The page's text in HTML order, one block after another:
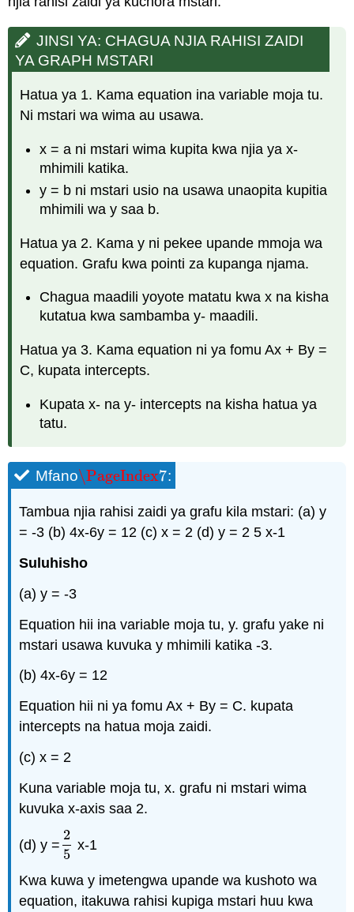
JINSI YA: CHAGUA NJIA RAHISI ZAIDI
YA GRAPH MSTARI
Hatua ya 1. Kama equation ina variable moja tu.
Ni mstari wa wima au usawa.
x = a ni mstari wima kupita kwa njia ya x-
mhimili katika.
y = b ni mstari usio na usawa unaopita kupitia
mhimili wa y saa b.
Hatua ya 2. Kama y ni pekee upande mmoja wa
equation. Grafu kwa pointi za kupanga njama.
Chagua maadili yoyote matatu kwa x na kisha
kutatua kwa sambamba y- maadili.
Hatua ya 3. Kama equation ni ya fomu Ax + By =
C, kupata intercepts.
Kupata x- na y- intercepts na kisha hatua ya
tatu.
Mfano\PageIndex7
\PageIndex7:
Tambua njia rahisi zaidi ya grafu kila mstari: (a) y
= -3 (b) 4x-6y = 12 (c) x = 2 (d) y = 2 5 x-1
Suluhisho
(a) y = -3
Equation hii ina variable moja tu, y. grafu yake ni
mstari usawa kuvuka y mhimili katika -3.
(b) 4x-6y = 12
Equation hii ni ya fomu Ax + By = C. kupata
intercepts na hatua moja zaidi.
(c) x = 2
Kuna variable moja tu, x. grafu ni mstari wima
kuvuka x-axis saa 2.
(d) y =
2
5
25 x-1
Kwa kuwa y imetengwa upande wa kushoto wa
equation, itakuwa rahisi kupiga mstari huu kwa